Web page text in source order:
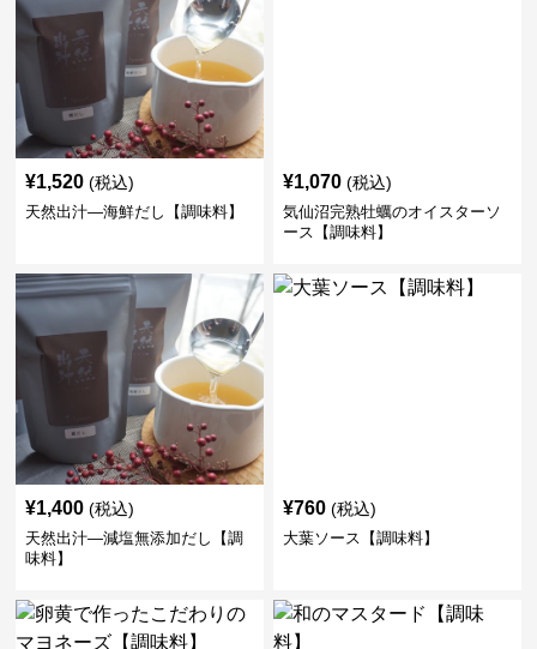
¥1,520 (税込)
天然出汁―海鮮だし【調味料】
¥1,070 (税込)
気仙沼完熟牡蠣のオイスターソ
ース【調味料】
¥1,400 (税込)
天然出汁―減塩無添加だし【調
味料】
¥760 (税込)
大葉ソース【調味料】